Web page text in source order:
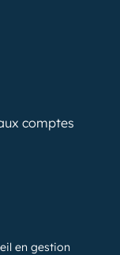
comptes
en gestion